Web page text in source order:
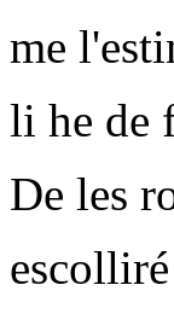
me
li he de
De les